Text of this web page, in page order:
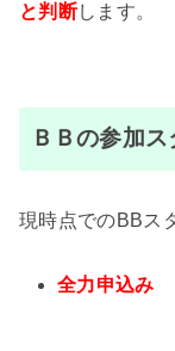
と判断します。
ＢＢの参加ス
現時点でのBBス
全力申込み